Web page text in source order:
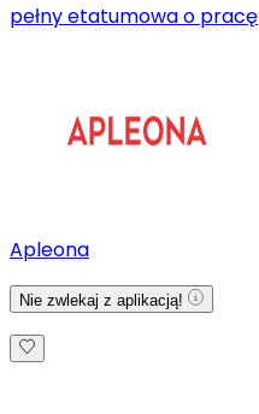
pełny etatumowa o pracę
Apleona
Nie zwlekaj z aplikacją!